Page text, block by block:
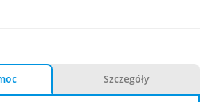
Szczegóły